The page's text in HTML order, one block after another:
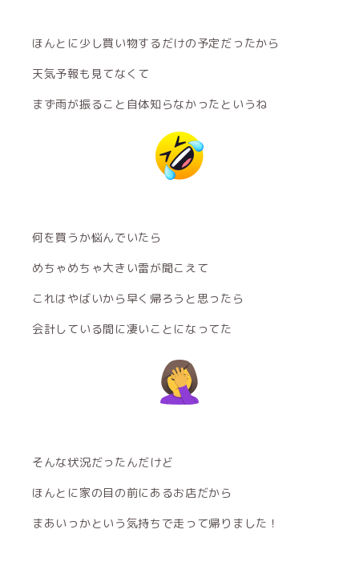
ほんとに少し買い物するだけの予定だったから
天気予報も見てなくて
まず雨が振ること自体知らなかったというね
何を買うか悩んでいたら
めちゃめちゃ大きい雷が聞こえて
これはやばいから早く帰ろうと思ったら
会計している間に凄いことになってた
そんな状況だったんだけど
ほんとに家の目の前にあるお店だから
まあいっかという気持ちで走って帰りました！